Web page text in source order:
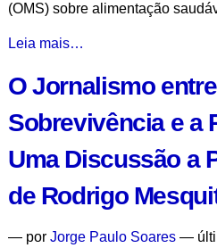
(OMS) sobre alimentação
Lançamento
E-
Bases
da
Alimentação
Saudável:
Leia mais…
O Jornalismo
Sobrevivência e a
Uma Discussão a
de Rodrigo
— por Jorge Paulo Soares—